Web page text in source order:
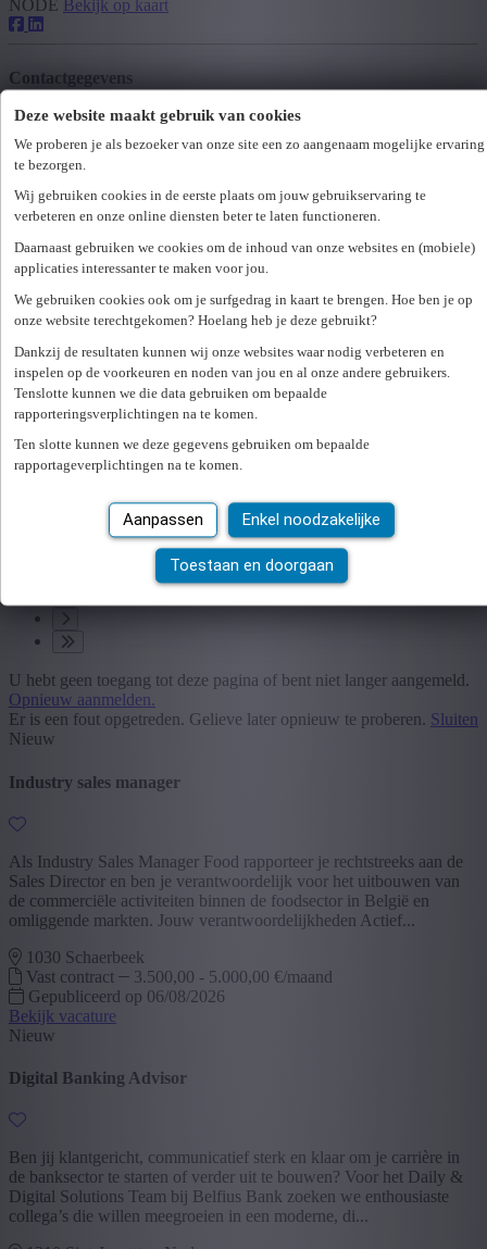
Deze website maakt gebruik van cookies
We proberen je als bezoeker van onze site een zo aangenaam mogelijke ervaring
te bezorgen.
Wij gebruiken cookies in de eerste plaats om jouw gebruikservaring te
verbeteren en onze online diensten beter te laten functioneren.
Daarnaast gebruiken we cookies om de inhoud van onze websites en (mobiele)
applicaties interessanter te maken voor jou.
We gebruiken cookies ook om je surfgedrag in kaart te brengen. Hoe ben je op
onze website terechtgekomen? Hoelang heb je deze gebruikt?
Dankzij de resultaten kunnen wij onze websites waar nodig verbeteren en
inspelen op de voorkeuren en noden van jou en al onze andere gebruikers.
Tenslotte kunnen we die data gebruiken om bepaalde
rapporteringsverplichtingen na te komen.
Ten slotte kunnen we deze gegevens gebruiken om bepaalde
rapportageverplichtingen na te komen.
Aanpassen Enkel noodzakelijke
Toestaan en doorgaan
NODE Bekijk op kaart
Contactgegevens
+32 (0)2 227 34 90
brussels-customercare@unique.be
di
08:30 - 12:30 & 13:30 - 17:30
wo 08:30 - 12:30 & 13:30 - 17:30
do 08:30 - 12:30 & 13:30 - 17:30
vr
08:30 - 12:30 & 13:00 - 17:00
za gesloten
zo gesloten
Maak een afspraak
Wij hebben26 vacatures vacaturevoor jou
gevonden.
U hebt geen toegang tot deze pagina of bent niet langer aangemeld.
Opnieuw aanmelden.
Er is een fout opgetreden. Gelieve later opnieuw te proberen. Sluiten
Nieuw
Industry sales manager
Als Industry Sales Manager Food rapporteer je rechtstreeks aan de
Sales Director en ben je verantwoordelijk voor het uitbouwen van
de commerciële activiteiten binnen de foodsector in België en
omliggende markten. Jouw verantwoordelijkheden Actief...
1030 Schaerbeek
Vast contract
3.500,00 - 5.000,00 €/maand
Gepubliceerd op 06/08/2026
Bekijk vacature
Nieuw
Digital Banking Advisor
Ben jij klantgericht, communicatief sterk en klaar om je carrière in
de banksector te starten of verder uit te bouwen? Voor het Daily &
Digital Solutions Team bij Belfius Bank zoeken we enthousiaste
collega’s die willen meegroeien in een moderne, di...